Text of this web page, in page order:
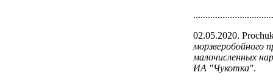
02.05.2020.
морзверобойного
малочисленных
ИА "Чукотка".